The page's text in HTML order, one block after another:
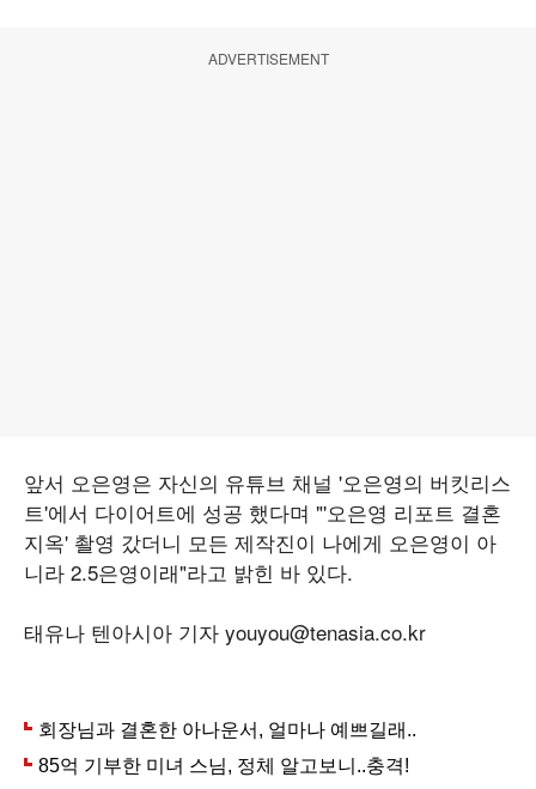
ADVERTISEMENT
앞서 오은영은 자신의 유튜브 채널 '오은영의 버킷리스
트'에서 다이어트에 성공 했다며 "'오은영 리포트 결혼
지옥' 촬영 갔더니 모든 제작진이 나에게 오은영이 아
니라 2.5은영이래"라고 밝힌 바 있다.
태유나 텐아시아 기자 youyou@tenasia.co.kr